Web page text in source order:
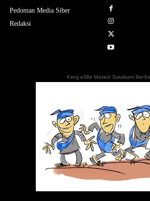
Pedoman Media Siber
Redaksi
Kang eSBe Maskot Sukabumi Berita